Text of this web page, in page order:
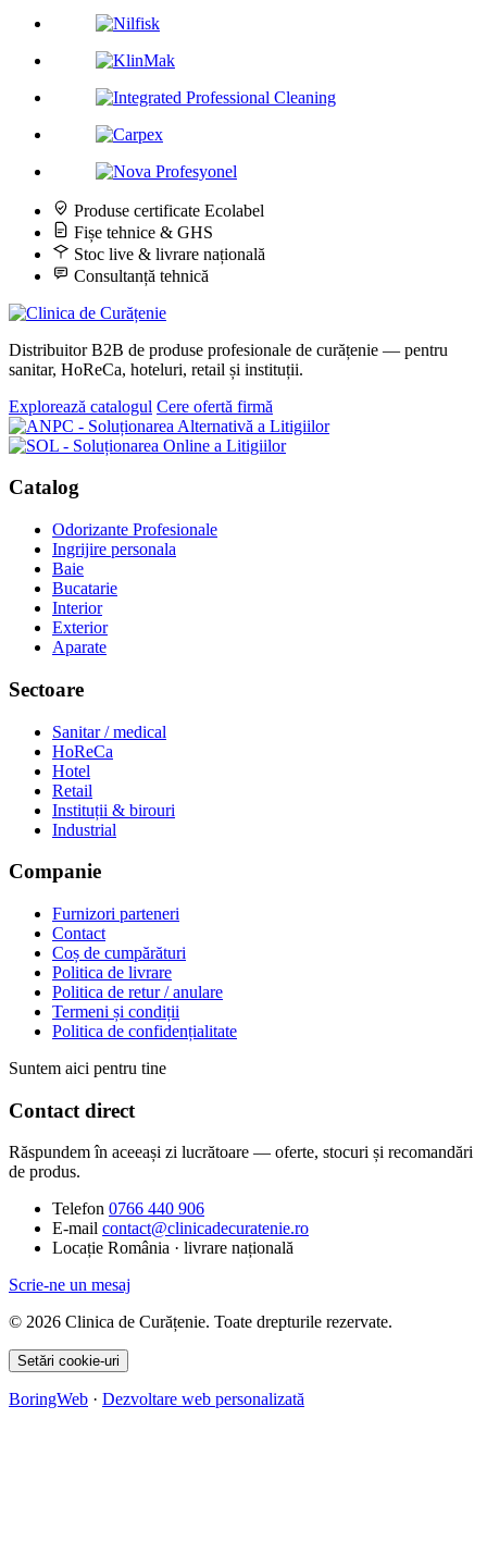
Produse certificate Ecolabel
Fișe tehnice & GHS
Stoc live & livrare națională
Consultanță tehnică
Distribuitor B2B de produse profesionale de curățenie — pentru
sanitar, HoReCa, hoteluri, retail și instituții.
Explorează catalogul Cere ofertă firmă
Catalog
Odorizante Profesionale
Ingrijire personala
Baie
Bucatarie
Interior
Exterior
Aparate
Sectoare
Sanitar / medical
HoReCa
Hotel
Retail
Instituții & birouri
Industrial
Companie
Furnizori parteneri
Contact
Coș de cumpărături
Politica de livrare
Politica de retur / anulare
Termeni și condiții
Politica de confidențialitate
Suntem aici pentru tine
Contact direct
Răspundem în aceeași zi lucrătoare — oferte, stocuri și recomandări
de produs.
Telefon 0766 440 906
E-mail contact@clinicadecuratenie.ro
Locație România · livrare națională
Scrie-ne un mesaj
© 2026 Clinica de Curățenie. Toate drepturile rezervate.
Setări cookie-uri
BoringWeb · Dezvoltare web personalizată